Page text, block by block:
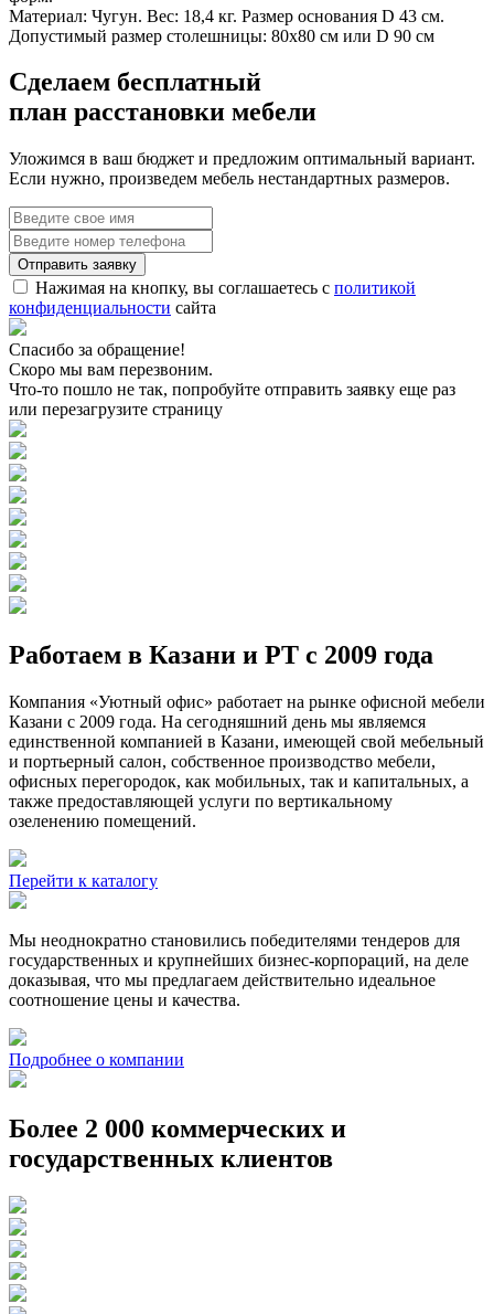
Материал: Чугун. Вес: 18,4 кг. Размер основания D 43 см.
Допустимый размер столешницы: 80х80 см или D 90 см
Сделаем бесплатный
план расстановки мебели
Уложимся в ваш бюджет и предложим оптимальный вариант.
Если нужно, произведем мебель нестандартных размеров.
Нажимая на кнопку, вы соглашаетесь с политикой
конфиденциальности сайта
Спасибо за обращение!
Скоро мы вам перезвоним.
Что-то пошло не так, попробуйте отправить заявку еще раз
или перезагрузите страницу
Работаем в Казани и РТ с 2009 года
Компания «Уютный офис» работает на рынке офисной мебели
Казани с 2009 года. На сегодняшний день мы являемся
единственной компанией в Казани, имеющей свой мебельный
и портьерный салон, собственное производство мебели,
офисных перегородок, как мобильных, так и капитальных, а
также предоставляющей услуги по вертикальному
озеленению помещений.
Перейти к каталогу
Мы неоднократно становились победителями тендеров для
государственных и крупнейших бизнес-корпораций, на деле
доказывая, что мы предлагаем действительно идеальное
соотношение цены и качества.
Подробнее о компании
Более 2 000 коммерческих и
государственных клиентов